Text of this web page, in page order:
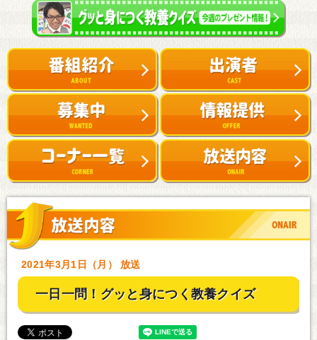
2021年3月1日（月） 放送
一日一問！グッと身につく教養クイズ